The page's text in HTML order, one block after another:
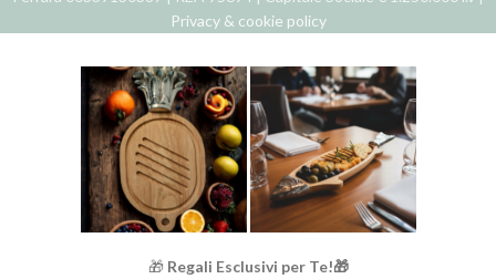
Privacy & cookie policy
🎁 Regali Esclusivi per Te!🎁